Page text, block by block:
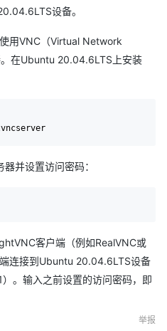
设备。
用VNC（Virtual Network
在Ubuntu 20.04.6LTS上安装
并设置访问密码：
客户端（例如RealVNC或
连接到Ubuntu 20.04.6LTS设备
。输入之前设置的访问密码，即
举报